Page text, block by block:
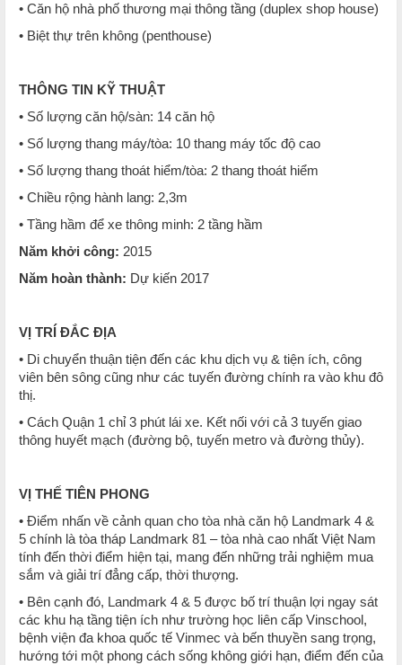
• Căn hộ nhà phố thương mại thông tầng (duplex shop house)
• Biệt thự trên không (penthouse)
THÔNG TIN KỸ THUẬT
• Số lượng căn hộ/sàn: 14 căn hộ
• Số lượng thang máy/tòa: 10 thang máy tốc độ cao
• Số lượng thang thoát hiểm/tòa: 2 thang thoát hiểm
• Chiều rộng hành lang: 2,3m
• Tầng hầm để xe thông minh: 2 tầng hầm
Năm khởi công: 2015
Năm hoàn thành: Dự kiến 2017
VỊ TRÍ ĐẮC ĐỊA
• Di chuyển thuận tiện đến các khu dịch vụ & tiện ích, công
viên bên sông cũng như các tuyến đường chính ra vào khu đô
thị.
• Cách Quận 1 chỉ 3 phút lái xe. Kết nối với cả 3 tuyến giao
thông huyết mạch (đường bộ, tuyến metro và đường thủy).
VỊ THẾ TIÊN PHONG
• Điểm nhấn về cảnh quan cho tòa nhà căn hộ Landmark 4 &
5 chính là tòa tháp Landmark 81 – tòa nhà cao nhất Việt Nam
tính đến thời điểm hiện tại, mang đến những trải nghiệm mua
sắm và giải trí đẳng cấp, thời thượng.
• Bên cạnh đó, Landmark 4 & 5 được bố trí thuận lợi ngay sát
các khu hạ tầng tiện ích như trường học liên cấp Vinschool,
bệnh viện đa khoa quốc tế Vinmec và bến thuyền sang trọng,
hướng tới một phong cách sống không giới hạn, điểm đến của